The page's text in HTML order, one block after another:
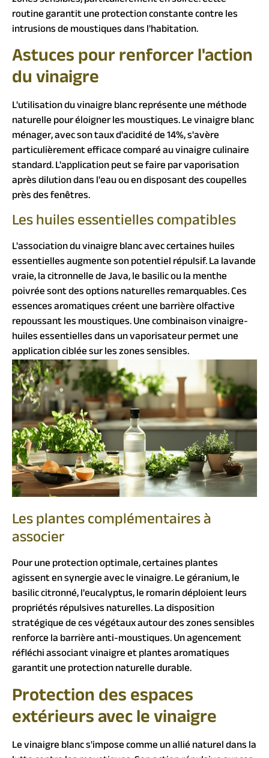
routine garantit une protection constante contre les
intrusions de moustiques dans l'habitation.
Astuces pour renforcer l'action
du vinaigre
L'utilisation du vinaigre blanc représente une méthode
naturelle pour éloigner les moustiques. Le vinaigre blanc
ménager, avec son taux d'acidité de 14%, s'avère
particulièrement efficace comparé au vinaigre culinaire
standard. L'application peut se faire par vaporisation
après dilution dans l'eau ou en disposant des coupelles
près des fenêtres.
Les huiles essentielles compatibles
L'association du vinaigre blanc avec certaines huiles
essentielles augmente son potentiel répulsif. La lavande
vraie, la citronnelle de Java, le basilic ou la menthe
poivrée sont des options naturelles remarquables. Ces
essences aromatiques créent une barrière olfactive
repoussant les moustiques. Une combinaison vinaigre-
huiles essentielles dans un vaporisateur permet une
application ciblée sur les zones sensibles.
Les plantes complémentaires à
associer
Pour une protection optimale, certaines plantes
agissent en synergie avec le vinaigre. Le géranium, le
basilic citronné, l'eucalyptus, le romarin déploient leurs
propriétés répulsives naturelles. La disposition
stratégique de ces végétaux autour des zones sensibles
renforce la barrière anti-moustiques. Un agencement
réfléchi associant vinaigre et plantes aromatiques
garantit une protection naturelle durable.
Protection des espaces
extérieurs avec le vinaigre
Le vinaigre blanc s'impose comme un allié naturel dans la